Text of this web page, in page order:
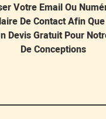
Votre Email Ou
De Contact Afin
Devis Gratuit Pour
De Conceptions